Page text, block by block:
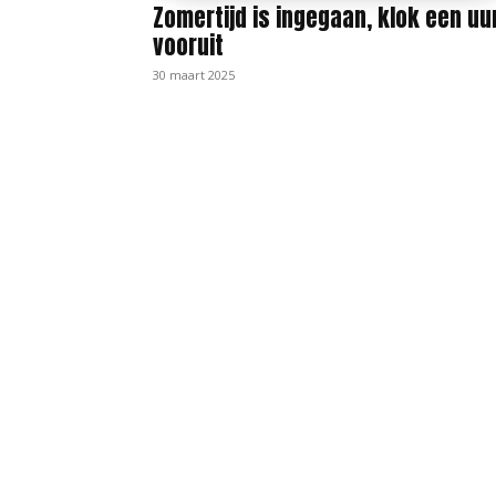
Zomertijd is ingegaan, klok een
vooruit
30 maart 2025